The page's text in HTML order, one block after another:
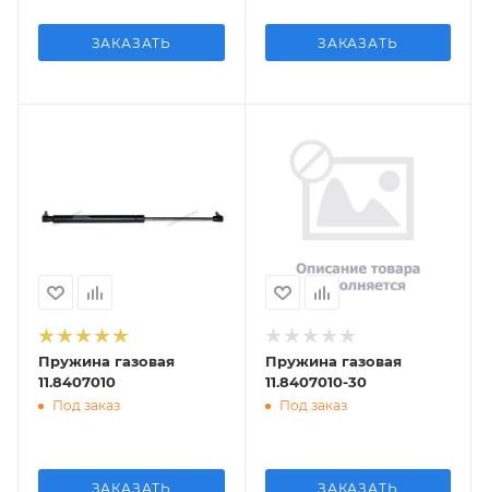
ЗАКАЗАТЬ ЗАКАЗАТЬ
Пружина газовая
11.8407010
Под заказ
ЗАКАЗАТЬ
Пружина газовая
11.8407010-30
Под заказ
ЗАКАЗАТЬ